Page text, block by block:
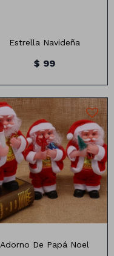
Estrella Navideña
$ 99
Muñeco de Papá Noel con
movimiento
Medidas: 17 cm de altura
Adorno De Papá Noel